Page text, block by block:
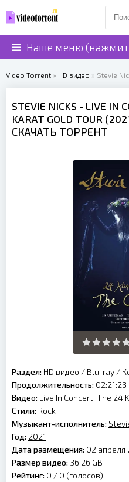
Наше меню
Video Torrent » HD видео » Stevie
STEVIE NICKS - LIVE IN
KARAT GOLD TOUR (
СКАЧАТЬ ТОРРЕНТ
Раздел: HD видео / Blu-ray /
Продолжительность: 02:21:23
Видео: Live In Concert: The 24
Стили: Rock
Музыкант-исполнитель:
Год: 2021
Дата размещения: 02 апреля
Размер видео: 36.26 GB
Рейтинг: 0 / 0 (голосов)